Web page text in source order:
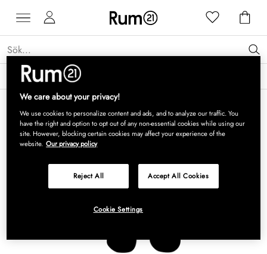
Få 15 % rabatt på Grythyttan Stålmöbler* →
We care about your privacy!
We use cookies to personalize content and ads, and to analyze our traffic. You
have the right and option to opt out of any non-essential cookies while using our
site. However, blocking certain cookies may affect your experience of the
website. Our privacy policy
Reject All Accept All Cookies
Cookie Settings